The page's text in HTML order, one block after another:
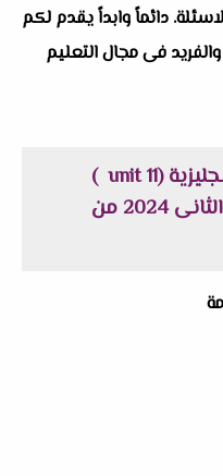
دائماً وابداً يقدم لكم
فى مجال التعليم
إختبار لغة إنجليزية (unit 11 )
للصف الأول الإعدادى الترم الثانى 2024 من